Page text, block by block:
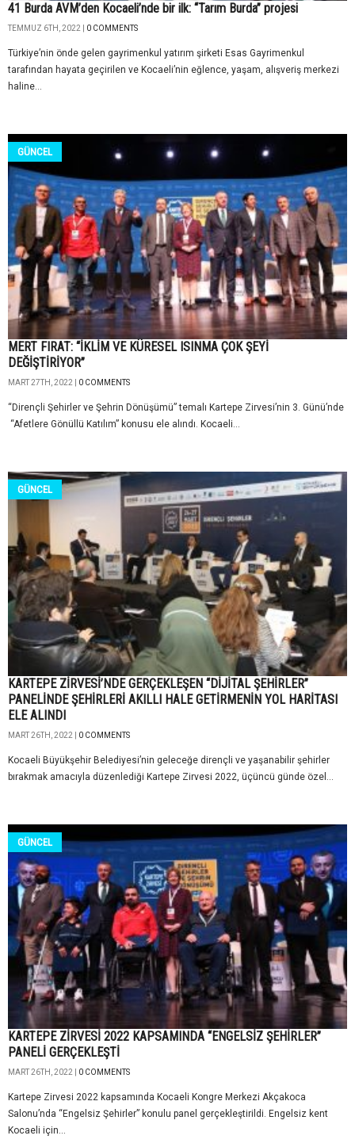
41 Burda AVM’den Kocaeli’nde bir ilk: “Tarım Burda” projesi
TEMMUZ 6TH, 2022 | 0 COMMENTS
Türkiye’nin önde gelen gayrimenkul yatırım şirketi Esas Gayrimenkul
tarafından hayata geçirilen ve Kocaeli’nin eğlence, yaşam, alışveriş merkezi
haline...
GÜNCEL
MERT FIRAT: “İKLİM VE KÜRESEL ISINMA ÇOK ŞEYİ
DEĞİŞTİRİYOR”
MART 27TH, 2022 | 0 COMMENTS
“Dirençli Şehirler ve Şehrin Dönüşümü” temalı Kartepe Zirvesi’nin 3. Günü’nde
“Afetlere Gönüllü Katılım” konusu ele alındı. Kocaeli...
GÜNCEL
KARTEPE ZİRVESİ’NDE GERÇEKLEŞEN “DİJİTAL ŞEHİRLER”
PANELİNDE ŞEHİRLERİ AKILLI HALE GETİRMENİN YOL HARİTASI
ELE ALINDI
MART 26TH, 2022 | 0 COMMENTS
Kocaeli Büyükşehir Belediyesi’nin geleceğe dirençli ve yaşanabilir şehirler
bırakmak amacıyla düzenlediği Kartepe Zirvesi 2022, üçüncü günde özel...
GÜNCEL
KARTEPE ZİRVESİ 2022 KAPSAMINDA “ENGELSİZ ŞEHİRLER”
PANELİ GERÇEKLEŞTİ
MART 26TH, 2022 | 0 COMMENTS
Kartepe Zirvesi 2022 kapsamında Kocaeli Kongre Merkezi Akçakoca
Salonu’nda “Engelsiz Şehirler” konulu panel gerçekleştirildi. Engelsiz kent
Kocaeli için...